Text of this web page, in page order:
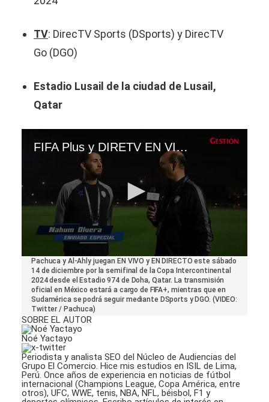
TV: DirecTV Sports (DSports) y DirecTV
Go (DGO)
Estadio Lusail de la ciudad de Lusail,
Qatar
FIFA Plus y DIRETV EN VIVO - dónde ver partido Pachuca vs. Al-Ahly por la Copa Intercontinental 2024
seconds
minutes,
seconds
Pachuca y Al-Ahly juegan EN VIVO y EN DIRECTO este sábado
14 de diciembre por la semifinal de la Copa Intercontinental
2024 desde el Estadio 974 de Doha, Qatar. La transmisión
oficial en México estará a cargo de FIFA+, mientras que en
Sudamérica se podrá seguir mediante DSports y DGO. (VIDEO:
Twitter / Pachuca)
SOBRE EL AUTOR
Noé Yactayo
Periodista y analista SEO del Núcleo de Audiencias del
Grupo El Comercio. Hice mis estudios en ISIL de Lima,
Perú. Once años de experiencia en noticias de fútbol
internacional (Champions League, Copa América, entre
otros), UFC, WWE, tenis, NBA, NFL, béisbol, F1 y